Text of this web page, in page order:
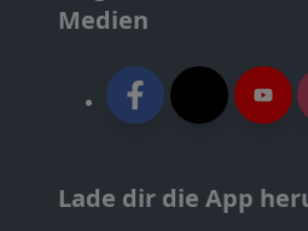
Medien
Lade dir die App